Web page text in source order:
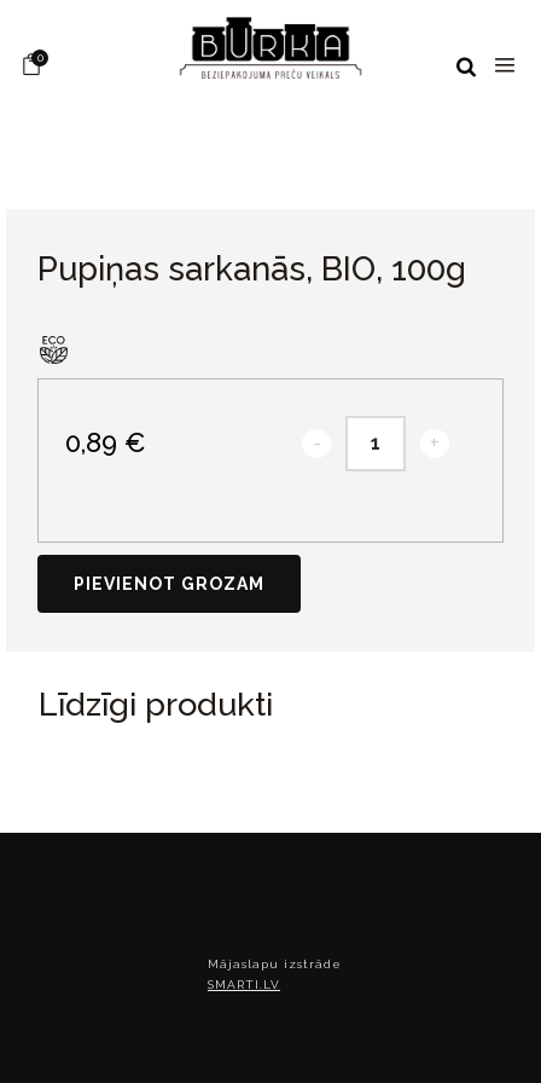
0
Pupiņas sarkanās, BIO, 100g
0,89 € - +
PIEVIENOT GROZAM
Līdzīgi produkti
Mājaslapu izstrāde
SMARTI.LV